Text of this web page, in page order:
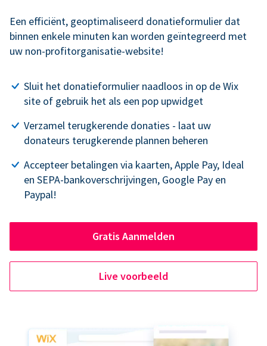
Een efficiënt, geoptimaliseerd donatieformulier dat
binnen enkele minuten kan worden geïntegreerd met
uw non-profitorganisatie-website!
Sluit het donatieformulier naadloos in op de Wix
site of gebruik het als een pop upwidget
Verzamel terugkerende donaties - laat uw
donateurs terugkerende plannen beheren
Accepteer betalingen via kaarten, Apple Pay, Ideal
en SEPA-bankoverschrijvingen, Google Pay en
Paypal!
Gratis Aanmelden
Live voorbeeld